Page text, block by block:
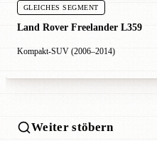
GLEICHES SEGMENT
Land Rover Freelander L359
Kompakt-SUV (2006–2014)
Weiter stöbern